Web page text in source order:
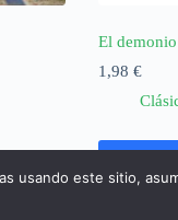
El
1,98€
usando este sitio,